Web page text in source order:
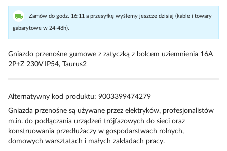
Zamów do godz. 16:11 a przesyłkę wyślemy jeszcze dzisiaj (kable i towary
gabarytowe w 24-48h).
Gniazdo przenośne gumowe z zatyczką z bolcem uziemnienia 16A
2P+Z 230V IP54, Taurus2
Alternatywny kod produktu: 9003399474279
Gniazda przenośne są używane przez elektryków, profesjonalistów
m.in. do podłączania urządzeń trójfazowych do sieci oraz
konstruowania przedłużaczy w gospodarstwach rolnych,
domowych warsztatach i małych zakładach pracy.